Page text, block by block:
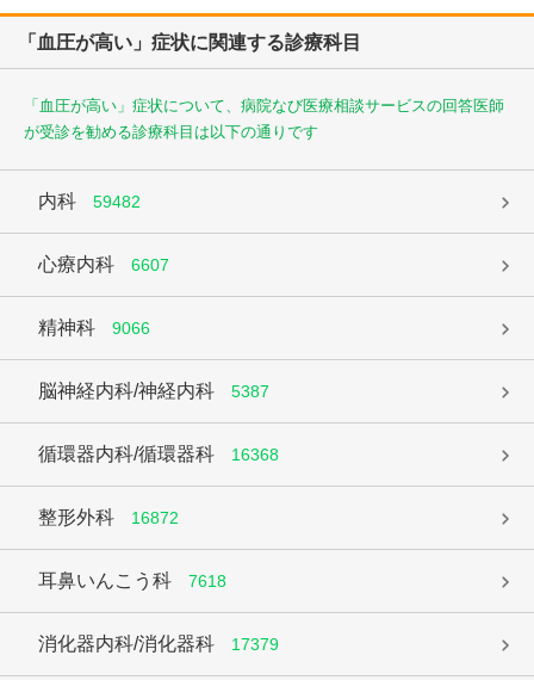
「血圧が高い」症状に関連する診療科目
「血圧が高い」症状について、病院なび医療相談サービスの回答医師
が受診を勧める診療科目は以下の通りです
内科 59482
心療内科 6607
精神科 9066
脳神経内科/神経内科 5387
循環器内科/循環器科 16368
整形外科 16872
耳鼻いんこう科 7618
消化器内科/消化器科 17379